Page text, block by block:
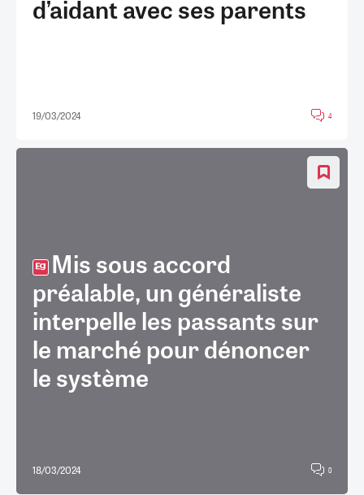
d’aidant avec ses parents
19/03/2024 4
Mis sous accord
préalable, un généraliste
interpelle les passants sur
le marché pour dénoncer
le système
18/03/2024 0